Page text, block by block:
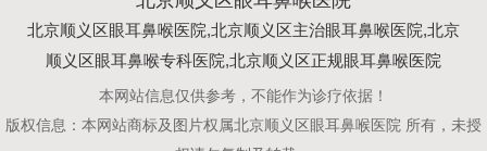
北京顺义区眼耳鼻喉医院,北京顺义区主治眼耳鼻喉医院,北京
顺义区眼耳鼻喉专科医院,北京顺义区正规眼耳鼻喉医院
本网站信息仅供参考，不能作为诊疗依据！
版权信息：本网站商标及图片权属北京顺义区眼耳鼻喉医院 所有，未授